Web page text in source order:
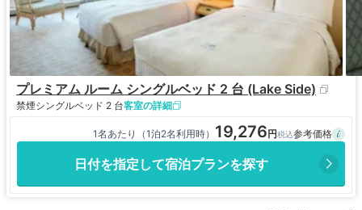
プレミアム ルーム シングルベッド 2 台 (Lake Side)
禁煙シングルベッド 2 台客室の詳細
1名あたり（1泊2名利用時） 19,276
日付を指定して宿泊プランを探す